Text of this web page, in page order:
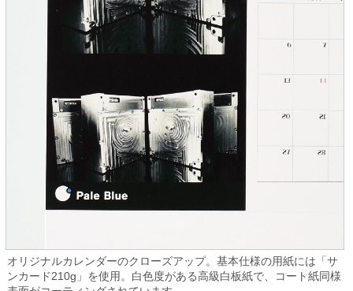
オリジナルカレンダーのクローズアップ。基本仕様の用紙には「サ
ンカード210g」を使用。白色度がある高級白板紙で、コート紙同様